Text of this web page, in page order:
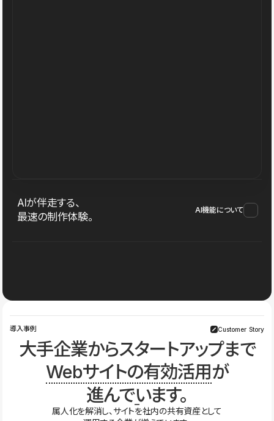
AIが伴走する、
最速の制作体験。
AI機能について
導入事例 Customer Story
大手企業からスタートアップまで
Webサイトの有効活用が
進んでいます。
属人化を解消し、サイトを社内の共有資産として